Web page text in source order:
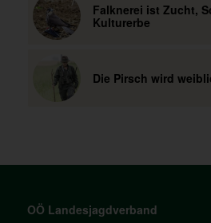
Falknerei ist Zucht,
Kulturerbe
Die Pirsch wird
OÖ Landesjagdverband